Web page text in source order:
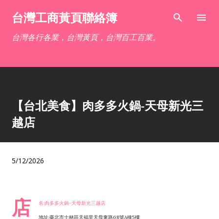
跳到主要內容
台灣工商黃頁聯絡簿
台灣各行各業，台灣黃頁，台灣百工百業。
【台北美食】肉多多火鍋-天母新光三
越店
5/12/2026
店 名:肉多多火鍋-天母新光三越店
地址:臺北市士林區天福里天母東路68號A棟5樓